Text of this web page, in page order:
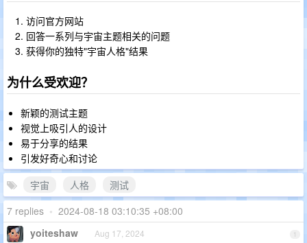
访问官方网站
回答一系列与宇宙主题相关的问题
获得你的独特"宇宙人格"结果
为什么受欢迎？
新颖的测试主题
视觉上吸引人的设计
易于分享的结果
引发好奇心和讨论
宇宙
人格
测试
7 replies • 2024-08-18 03:10:35 +08:00
1
yoiteshaw Aug 17, 2024